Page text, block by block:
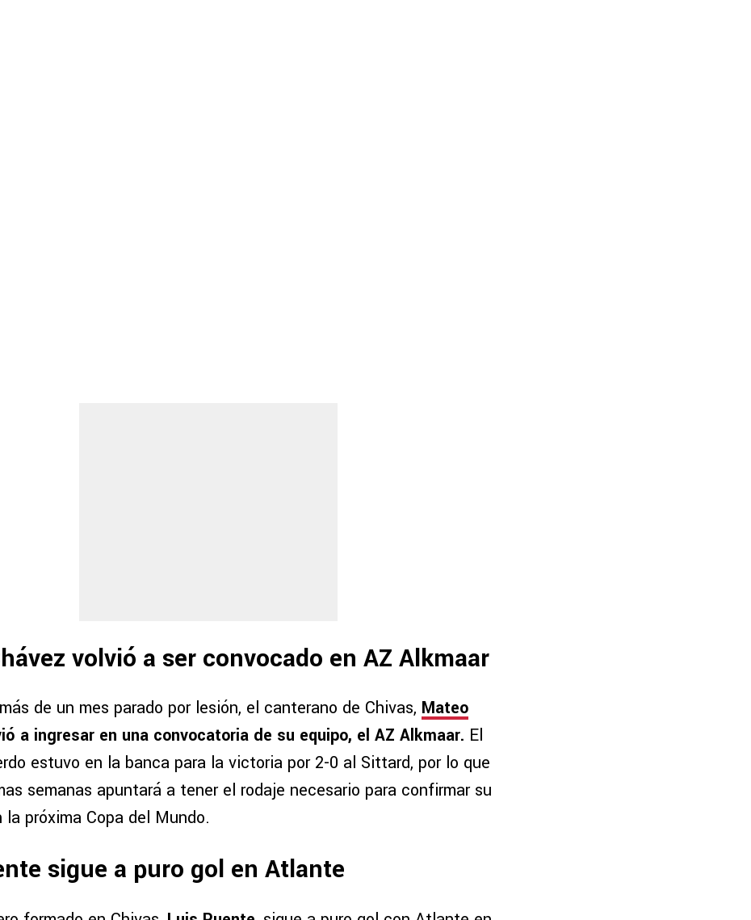
volvió a ser convocado en AZ Alkmaar
de un mes parado por lesión, el canterano de Chivas, Mateo
a ingresar en una convocatoria de su equipo, el AZ Alkmaar. El
estuvo en la banca para la victoria por 2-0 al Sittard, por lo que
semanas apuntará a tener el rodaje necesario para confirmar su
la próxima Copa del Mundo.
sigue a puro gol en Atlante